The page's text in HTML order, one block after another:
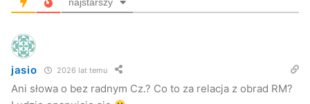
– To zamach na kontrole – twierdzi Tadeusz
Stachaczyński. (MAREK DYBAŚ)
jasio 2026 lat temu
Ani słowa o bez radnym Cz.? Co to za relacja z obrad RM?